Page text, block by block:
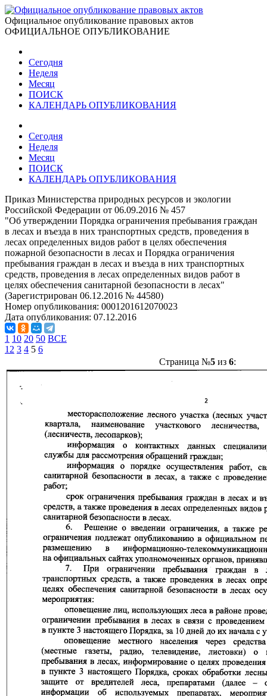
Официальное опубликование правовых актов
ОФИЦИАЛЬНОЕ ОПУБЛИКОВАНИЕ
Сегодня
Неделя
Месяц
ПОИСК
КАЛЕНДАРЬ ОПУБЛИКОВАНИЯ
Сегодня
Неделя
Месяц
ПОИСК
КАЛЕНДАРЬ ОПУБЛИКОВАНИЯ
Приказ Министерства природных ресурсов и экологии
Российской Федерации от 06.09.2016 № 457
"Об утверждении Порядка ограничения пребывания граждан
в лесах и въезда в них транспортных средств, проведения в
лесах определенных видов работ в целях обеспечения
пожарной безопасности в лесах и Порядка ограничения
пребывания граждан в лесах и въезда в них транспортных
средств, проведения в лесах определенных видов работ в
целях обеспечения санитарной безопасности в лесах"
(Зарегистрирован 06.12.2016 № 44580)
Номер опубликования: 0001201612070023
Дата опубликования: 07.12.2016
1 10 20 50 ВСЕ
1 2 3 4 5 6
Страница №5из 6: